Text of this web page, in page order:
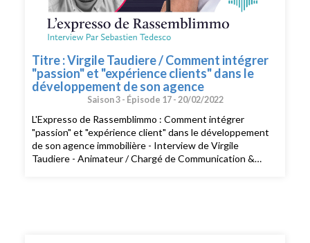
Titre : Virgile Taudiere / Comment intégrer
"passion" et "expérience clients" dans le
développement de son agence
Saison 3 - Épisode 17 - 20/02/2022
L'Expresso de Rassemblimmo : Comment intégrer
"passion" et "expérience client" dans le développement
de son agence immobilière - Interview de Virgile
Taudiere - Animateur / Chargé de Communication &